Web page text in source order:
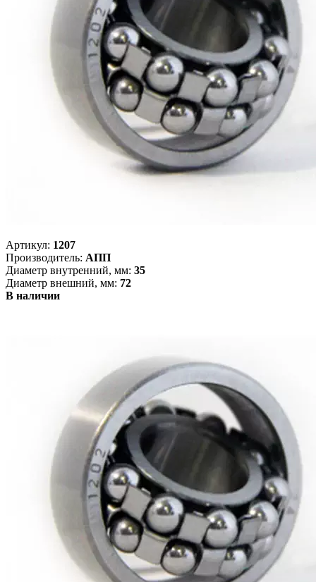
Артикул: 1207
Производитель: АПП
Диаметр внутренний, мм: 35
Диаметр внешний, мм: 72
В наличии